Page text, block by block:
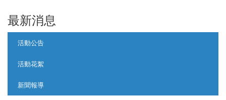
最新消息
活動公告
活動花絮
新聞報導